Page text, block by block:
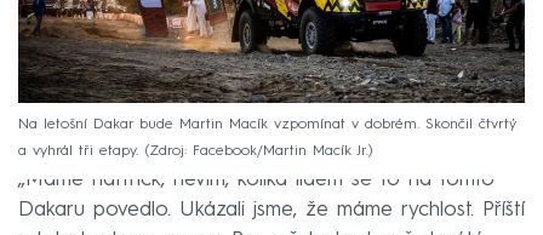
Na letošní Dakar bude Martin Macík vzpomínat v dobrém. Skončil čtvrtý
a vyhrál tři etapy.
Zdroj: Facebook/Martin Macík Jr.
„Máme hattrick, nevím, kolika lidem se to na tomto
Dakaru povedlo. Ukázali jsme, že máme rychlost. Příští